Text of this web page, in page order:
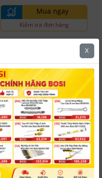
Mua ngay
Kiểm tra đơn hàng
5.0 Bosi
#BSI-BS466843BTua Vít Bake
Cán Vuông Bọc Cao Su TPR
3x100 mm Bosi BS466843B
14 có sẵn Dự kiến giao hàng
X